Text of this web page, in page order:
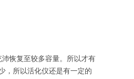
恢复至较多容量。所以才有
，所以活化仪还是有一定的